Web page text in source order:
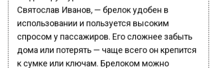
Святослав Иванов, — брелок удобен в
использовании и пользуется высоким
спросом у пассажиров. Его сложнее забыть
дома или потерять — чаще всего он крепится
к сумке или ключам. Брелоком можно